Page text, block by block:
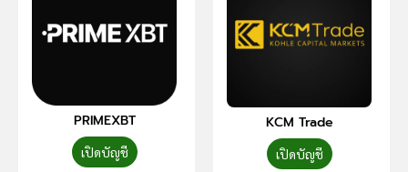
PRIMEXBT
เปิดบัญชี
KCM Trade
เปิดบัญชี